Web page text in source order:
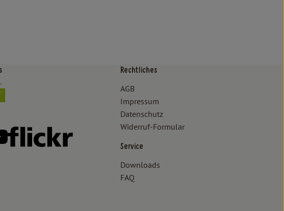
zu https://www.bioland.de/verbraucher
Link zu https://www.oekokiste.de/
Link zu https://www.facebook.com/lammertzhof/
Link zu https://www.instagram.com/lammertzhof/
Externer Link zu https://www.youtube.com/channel/
Externer Link zu https://www.flickr.com/photos/
Rechtliches
AGB
Impressum
Datenschutz
Widerruf-Formular
Service
Downloads
FAQ